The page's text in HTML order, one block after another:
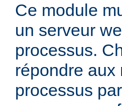
Ce module
un serveur
processus.
répondre aux
processus